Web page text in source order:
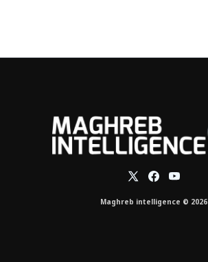
Maghreb intelligence © 2026